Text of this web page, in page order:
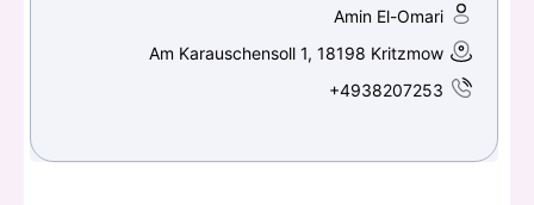
Amin El-Omari
Am Karauschensoll 1, 18198 Kritzmow
+4938207253